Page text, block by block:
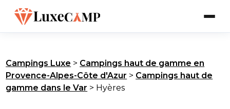
Campings Luxe > Campings haut de gamme en
Provence-Alpes-Côte d'Azur > Campings haut de
gamme dans le Var > Hyères